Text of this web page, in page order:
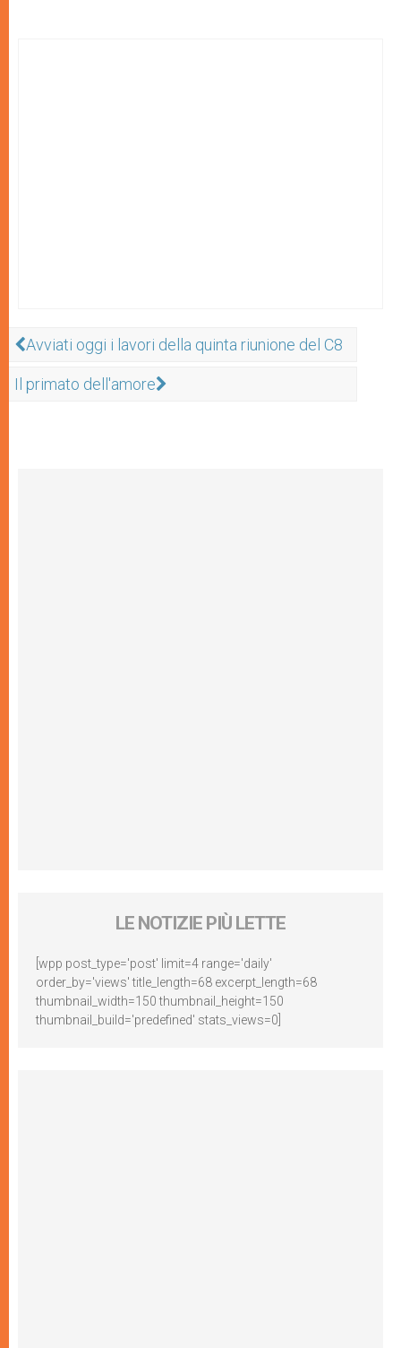
Avviati oggi i lavori della quinta riunione del C8
Il primato dell'amore
LE NOTIZIE PIÙ LETTE
[wpp post_type='post' limit=4 range='daily'
order_by='views' title_length=68 excerpt_length=68
thumbnail_width=150 thumbnail_height=150
thumbnail_build='predefined' stats_views=0]